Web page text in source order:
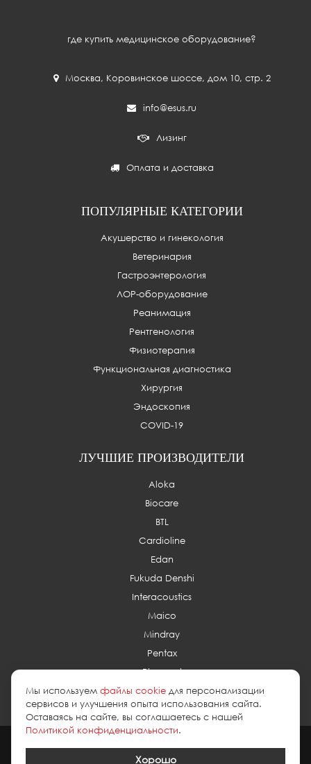
где купить медицинское оборудование?
Москва, Коровинское шоссе, дом 10, стр. 2
info@esus.ru
Лизинг
Оплата и доставка
ПОПУЛЯРНЫЕ КАТЕГОРИИ
Акушерство и гинекология
Ветеринария
Гастроэнтерология
ЛОР-оборудование
Реанимация
Рентгенология
Физиотерапия
Функциональная диагностика
Хирургия
Эндоскопия
COVID-19
ЛУЧШИЕ ПРОИЗВОДИТЕЛИ
Aloka
Biocare
BTL
Cardioline
Edan
Fukuda Denshi
Interacoustics
Maico
Mindray
Pentax
Planmed
данных
Мы используем файлы cookie для персонализации
сервисов и улучшения опыта использования сайта.
Оставаясь на сайте, вы соглашаетесь с нашей
Политикой конфиденциальности.
Хорошо